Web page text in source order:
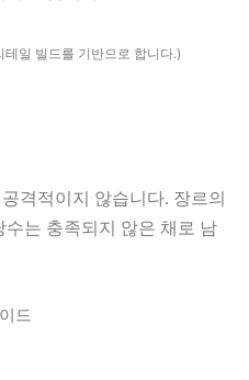
일 빌드를 기반으로 합니다.)
격적이지 않습니다. 장르의
는 충족되지 않은 채로 남
드